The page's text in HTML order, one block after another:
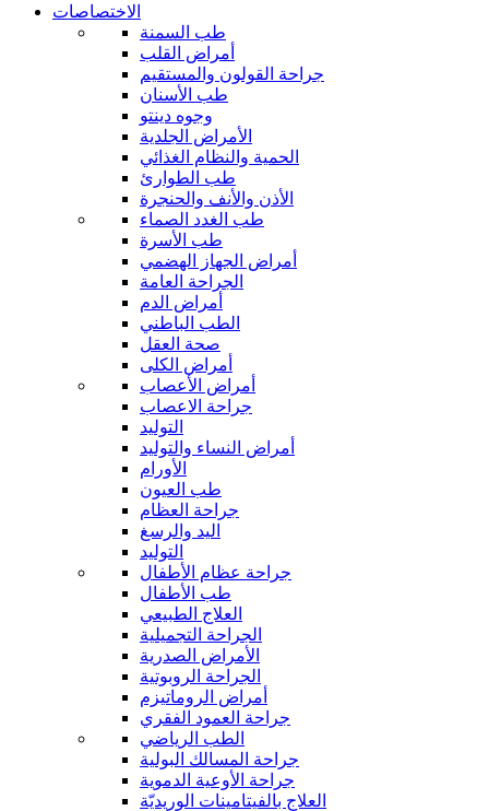
الاختصاصات
طب السمنة
أمراض القلب
جراحة القولون والمستقيم
طب الأسنان
وجوه دينتو
الأمراض الجلدية
الحمية والنظام الغذائي
طب الطوارئ
الأذن والأنف والحنجرة
طب الغدد الصماء
طب الأسرة
أمراض الجهاز الهضمي
الجراحة العامة
أمراض الدم
الطب الباطني
صحة العقل
أمراض الكلى
أمراض الأعصاب
جراحة الاعصاب
التوليد
أمراض النساء والتوليد
الأورام
طب العيون
جراحة العظام
اليد والرسغ
التوليد
جراحة عظام الأطفال
طب الأطفال
العلاج الطبيعي
الجراحة التجميلية
الأمراض الصدرية
الجراحة الروبوتية
أمراض الروماتيزم
جراحة العمود الفقري
الطب الرياضي
جراحة المسالك البولية
جراحة الأوعية الدموية
العلاج بالفيتامينات الوريديّة